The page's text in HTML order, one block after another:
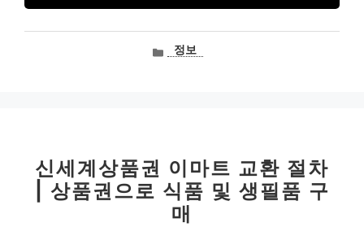
카정보
신세계상품권 이마트 교환 절차
| 상품권으로 식품 및 생필품 구
매